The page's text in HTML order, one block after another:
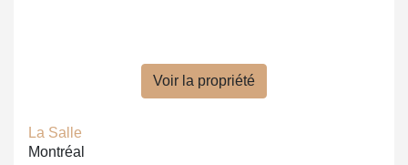
Voir la propriété
La Salle
Montréal